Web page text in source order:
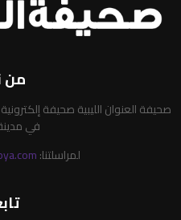
من
في
لمراسلتنا: